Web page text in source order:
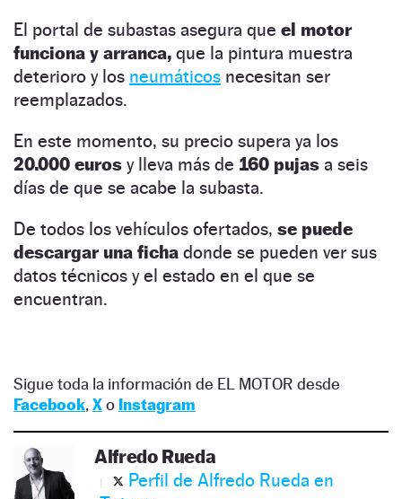
El portal de subastas asegura que el motor
funciona y arranca, que la pintura muestra
deterioro y los neumáticos necesitan ser
reemplazados.
En este momento, su precio supera ya los
20.000 euros y lleva más de 160 pujas a seis
días de que se acabe la subasta.
De todos los vehículos ofertados, se puede
descargar una ficha donde se pueden ver sus
datos técnicos y el estado en el que se
encuentran.
Sigue toda la información de EL MOTOR desde
Facebook, Xo Instagram
Alfredo Rueda
Perfil de Alfredo Rueda en